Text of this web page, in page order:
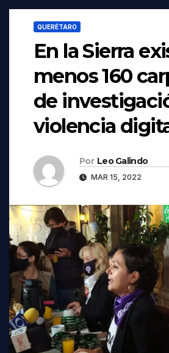
QUERÉTARO
En la Sierra
menos 160
de
violencia
Por Leo Galindo
MAR 15, 2022